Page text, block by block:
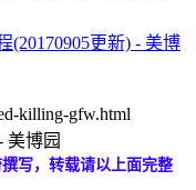
(20170905更新) - 美博
killing-gfw.html
美博园
写，转载请以上面完整